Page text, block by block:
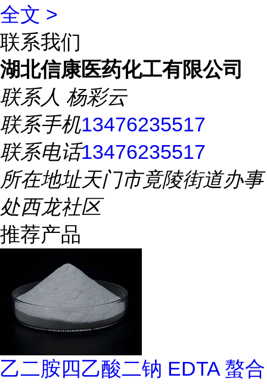
全文 >
联系我们
湖北信康医药化工有限公司
联系人 杨彩云
联系手机13476235517
联系电话13476235517
所在地址天门市竟陵街道办事
处西龙社区
推荐产品
乙二胺四乙酸二钠 EDTA 螯合